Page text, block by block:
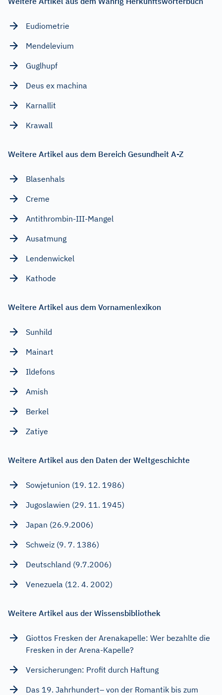
Eudiometrie
Mendelevium
Guglhupf
Deus ex machina
Karnallit
Krawall
Weitere Artikel aus dem Bereich Gesundheit A-Z
Blasenhals
Creme
Antithrombin-III-Mangel
Ausatmung
Lendenwickel
Kathode
Weitere Artikel aus dem Vornamenlexikon
Sunhild
Mainart
Ildefons
Amish
Berkel
Zatiye
Weitere Artikel aus den Daten der Weltgeschichte
Sowjetunion (19. 12. 1986)
Jugoslawien (29. 11. 1945)
Japan (26.9.2006)
Schweiz (9. 7. 1386)
Deutschland (9.7.2006)
Venezuela (12. 4. 2002)
Weitere Artikel aus der Wissensbibliothek
Giottos Fresken der Arenakapelle: Wer bezahlte die
Fresken in der Arena-Kapelle?
Versicherungen: Profit durch Haftung
Das 19. Jahrhundert– von der Romantik bis zum